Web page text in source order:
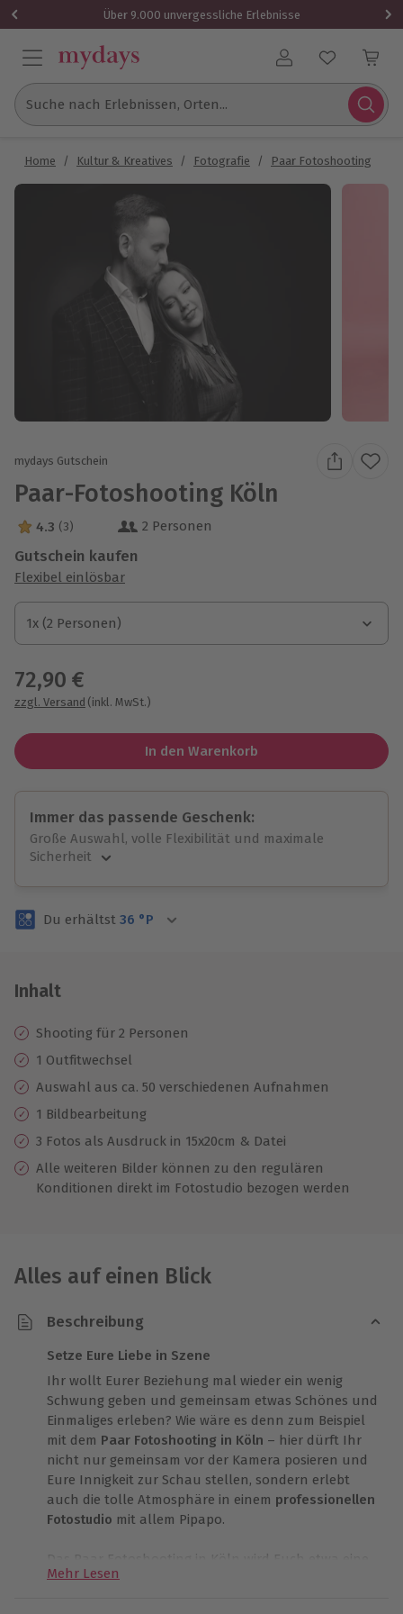
Über 9.000 unvergessliche Erlebnisse
Benutzerkonto
Suche nach Erlebnissen, Orten...
Home / Kultur & Kreatives / Fotografie / Paar Fotoshooting
mydays Gutschein
Paar-Fotoshooting Köln
4.3 Sterne von 5 aus 3 Bewertungen
4.3 (3) 2 Personen
Gutschein kaufen
Flexibel einlösbar
1x (2 Personen)
1x (2 Personen)
1x (2 Personen)
72,90 €
zzgl. Versand (inkl. MwSt.)
In den Warenkorb
Immer das passende Geschenk:
Große Auswahl, volle Flexibilität und maximale
Sicherheit
Volle Flexibilität
3 Jahre gültig & verlängerbar.
Du erhältst 36 °P
Inhalt
Shooting für 2 Personen
1 Outfitwechsel
Auswahl aus ca. 50 verschiedenen Aufnahmen
1 Bildbearbeitung
3 Fotos als Ausdruck in 15x20cm & Datei
Alle weiteren Bilder können zu den regulären
Konditionen direkt im Fotostudio bezogen werden
Alles auf einen Blick
Beschreibung
Setze Eure Liebe in Szene
Ihr wollt Eurer Beziehung mal wieder ein wenig
Schwung geben und gemeinsam etwas Schönes und
Einmaliges erleben? Wie wäre es denn zum Beispiel
mit dem Paar Fotoshooting in Köln – hier dürft Ihr
nicht nur gemeinsam vor der Kamera posieren und
Eure Innigkeit zur Schau stellen, sondern erlebt
auch die tolle Atmosphäre in einem professionellen
Fotostudio mit allem Pipapo.
Das Paar Fotoshooting in Köln wird Euch etwa eine
Stunde Zeit kosten – eine Stunde, die Ihr Euch wie
Mehr Lesen